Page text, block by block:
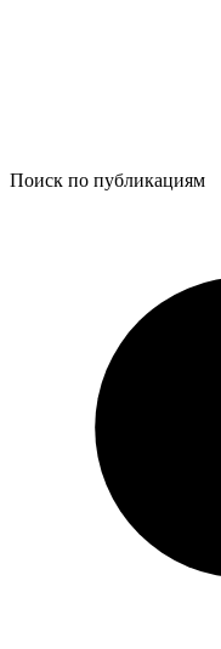
Поиск по публикациям